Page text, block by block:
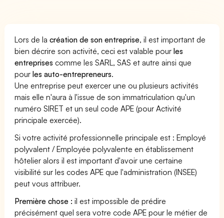
Lors de lacréation de son entreprise, il est important de
bien décrire son activité, ceci est valable pourles
entreprises comme les SARL, SAS et autre ainsi que
pourles auto-entrepreneurs.
Une entreprise peut exercer une ou plusieurs activités
mais elle n'aura à l'issue de son immatriculation qu'un
numéro SIRET et un seul code APE (pour Activité
principale exercée).
Si votre activité professionnelle principale est : Employé
polyvalent / Employée polyvalente en établissement
hôtelier alors il est important d'avoir une certaine
visibilité sur les codes APE que l'administration (INSEE)
peut vous attribuer.
Première chose : il est impossible de prédire
précisément quel sera votre code APE pour le métier de